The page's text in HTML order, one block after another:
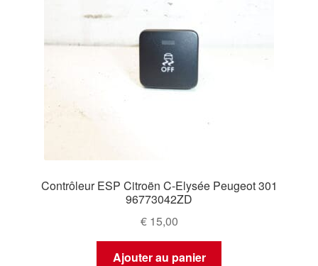
Politique de confidentialité
Procédure de Réclamation
Termes et conditions
Contrôleur ESP Citroën C-Elysée Peugeot 301
96773042ZD
€15,00
Ajouter au panier